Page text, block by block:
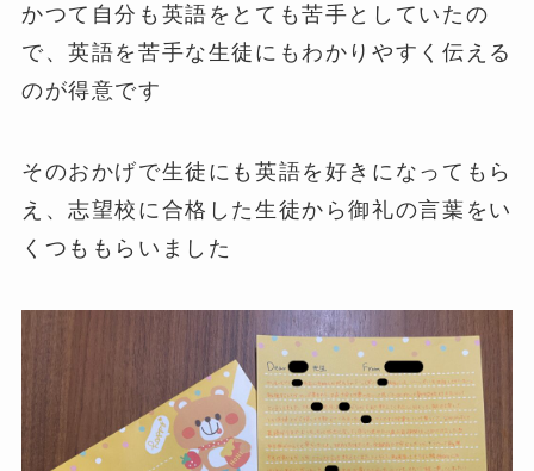
かつて自分も英語をとても苦手としていたの
で、英語を苦手な生徒にもわかりやすく伝える
のが得意です
そのおかげで生徒にも英語を好きになってもら
え、志望校に合格した生徒から御礼の言葉をい
くつももらいました